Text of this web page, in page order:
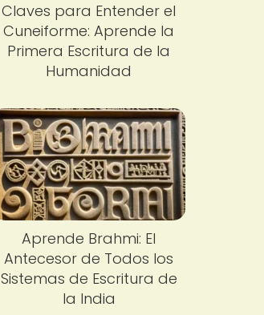
Claves para Entender el
Cuneiforme: Aprende la
Primera Escritura de la
Humanidad
Aprende Brahmi: El
Antecesor de Todos los
Sistemas de Escritura de
la India